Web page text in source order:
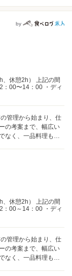
by
休憩2h） 上記の間
00〜14：00 ・ディ
の考案まで、幅広い
なく、一品料理も多
たの感性と技術で、
ください。 【入
アップしていただき
す。
休憩2h） 上記の間
00～14：00 ・ディ
の考案まで、幅広い
なく、一品料理も多